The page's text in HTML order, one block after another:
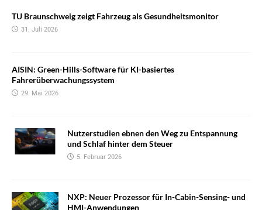
TU Braunschweig zeigt Fahrzeug als Gesundheitsmonitor
31. Juli 2026
AISIN: Green-Hills-Software für KI-basiertes
Fahrerüberwachungssystem
29. Mai 2026
Nutzerstudien ebnen den Weg zu Entspannung
und Schlaf hinter dem Steuer
5. Februar 2026
NXP: Neuer Prozessor für In-Cabin-Sensing- und
HMI-Anwendungen